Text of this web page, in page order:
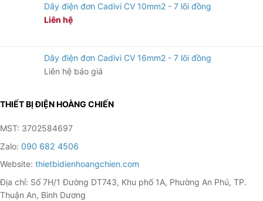
Dây điện đơn Cadivi CV 10mm2 - 7 lõi đồng
Liên hệ
Dây điện đơn Cadivi CV 16mm2 - 7 lõi đồng
Liên hệ báo giá
THIẾT BỊ ĐIỆN HOÀNG CHIẾN
MST: 3702584697
Zalo: 090 682 4506
Website: thietbidienhoangchien.com
Địa chỉ: Số 7H/1 Đường DT743, Khu phố 1A, Phường An Phú, TP.
Thuận An, Bình Dương